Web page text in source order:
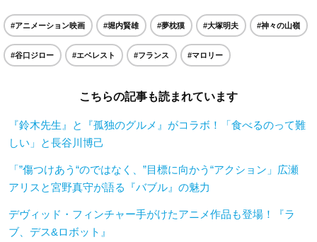
#アニメーション映画 #堀内賢雄 #夢枕獏 #大塚明夫 #神々の山嶺
#谷口ジロー #エベレスト #フランス #マロリー
こちらの記事も読まれています
『鈴木先生』と『孤独のグルメ』がコラボ！「食べるのって難
しい」と長谷川博己
「”傷つけあう“のではなく、”目標に向かう“アクション」広瀬
アリスと宮野真守が語る『バブル』の魅力
デヴィッド・フィンチャー手がけたアニメ作品も登場！『ラ
ブ、デス&ロボット』